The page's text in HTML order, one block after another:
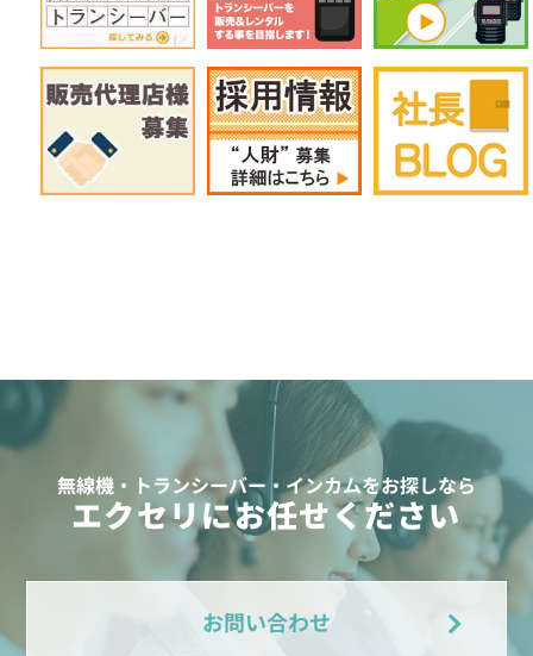
無線機・トランシーバー・インカムをお探しなら
エクセリにお任せください
お問い合わせ